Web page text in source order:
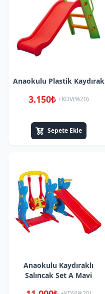
Anaokulu Plastik Kaydırak
3.150₺ +KDV(%20)
Sepete Ekle
Anaokulu Kaydıraklı
Salıncak Set A Mavi